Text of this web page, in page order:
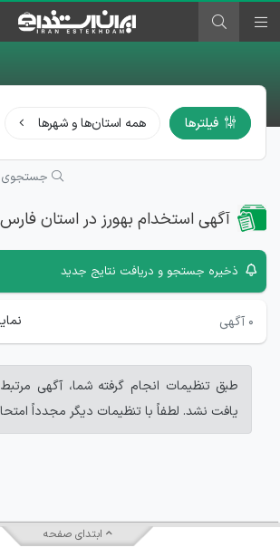
فیلترها همه استان‌ها و شهرها
جستجوی
آگهی استخدام بهورز در استان فارس
ذخیره جستجو و دریافت نتایج جدید
۰ آگهی
طبق تنظیمات انجام گرفته شما، آگهی
یافت نشد. لطفاً با تنظیمات دیگر مجدداً
ابتدای صفحه